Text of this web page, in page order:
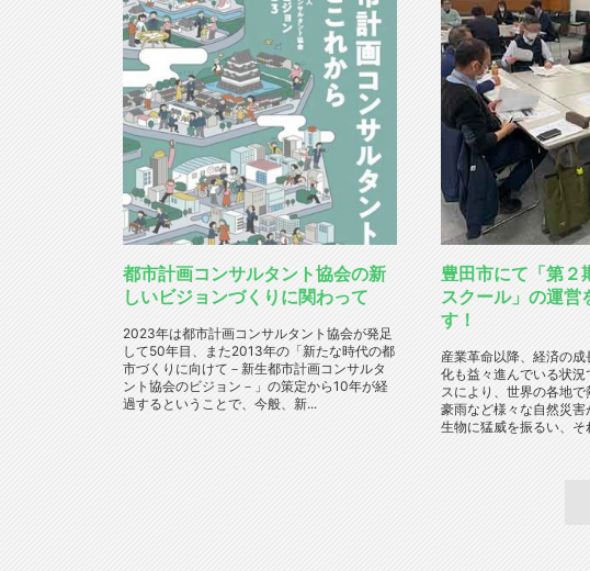
都市計画コンサルタント協会の新
しいビジョンづくりに関わって
2023年は都市計画コンサルタント協会が発足
して50年目、また2013年の「新たな時代の都
市づくりに向けて－新生都市計画コンサルタ
ント協会のビジョン－」の策定から10年が経
過するということで、今般、新...
豊田市にて「第２
スクール」の運営
す！
産業革命以降、経済の
化も益々進んでいる状
スにより、世界の各地
豪雨など様々な自然災
生物に猛威を振るい、そ